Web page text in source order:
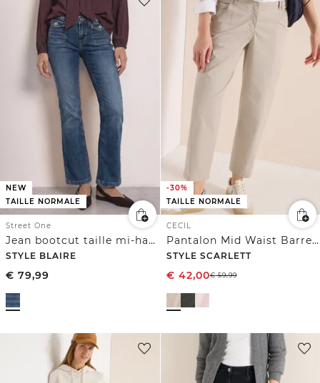
NEW
TAILLE NORMALE
Street One
Jean bootcut taille mi-haute, coupe slim
STYLE BLAIRE
€ 79,99
-30%
TAILLE NORMALE
CECIL
Pantalon Mid Waist Barrel Leg à coupe décontractée
STYLE SCARLETT
€ 42,00€59,99